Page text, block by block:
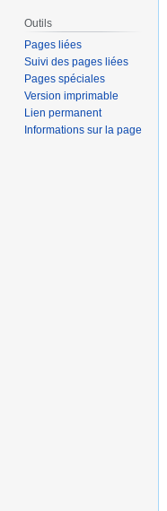
Outils
Pages liées
Suivi des pages liées
Pages spéciales
Version imprimable
Lien permanent
Informations sur la page